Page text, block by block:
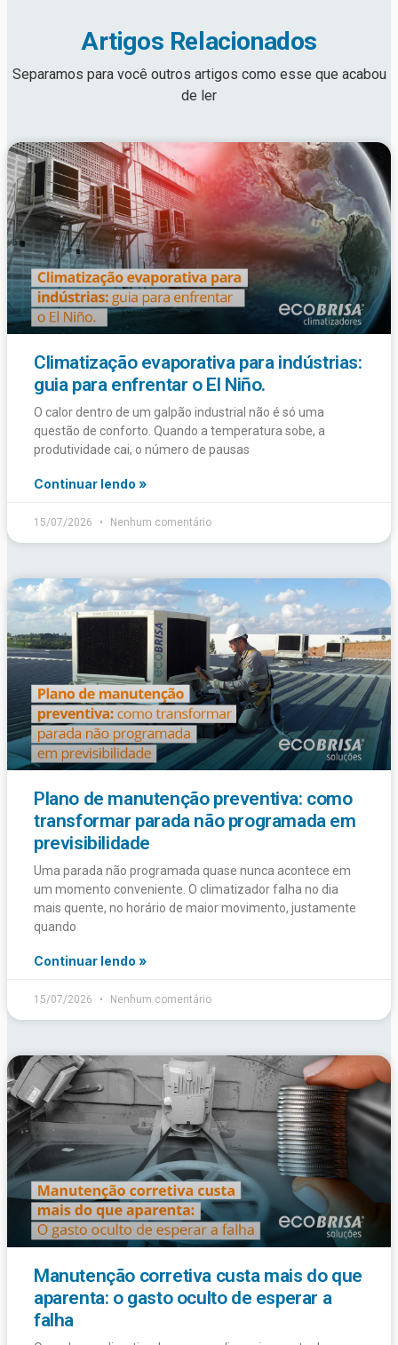
Artigos Relacionados
Separamos para você outros artigos como esse que acabou
de ler
Climatização evaporativa para indústrias:
guia para enfrentar o El Niño.
O calor dentro de um galpão industrial não é só uma
questão de conforto. Quando a temperatura sobe, a
produtividade cai, o número de pausas
Continuar lendo »
15/07/2026 Nenhum comentário
Plano de manutenção preventiva: como
transformar parada não programada em
previsibilidade
Uma parada não programada quase nunca acontece em
um momento conveniente. O climatizador falha no dia
mais quente, no horário de maior movimento, justamente
quando
Continuar lendo »
15/07/2026 Nenhum comentário
Manutenção corretiva custa mais do que
aparenta: o gasto oculto de esperar a
falha